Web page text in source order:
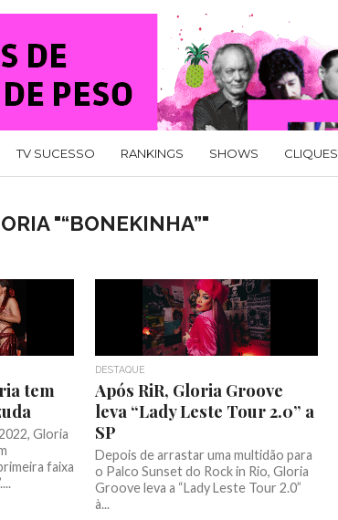
TV SUCESSO RANKINGS SHOWS CLIQUES
"“BONEKINHA”"
tem
Gloria
faixa
DESTAQUE
Após RiR, Gloria Groove
leva “Lady Leste Tour 2.0” a
SP
Depois de arrastar uma multidão para
o Palco Sunset do Rock in Rio, Gloria
Groove leva a “Lady Leste Tour 2.0”
à...